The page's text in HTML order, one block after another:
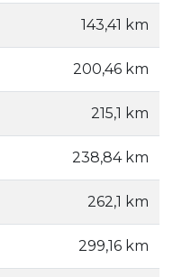
143,41 km
200,46 km
215,1 km
238,84 km
262,1 km
299,16 km